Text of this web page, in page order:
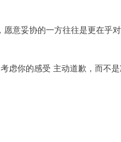
意妥协的一方往往是更在乎
虑你的感受 主动道歉，而不